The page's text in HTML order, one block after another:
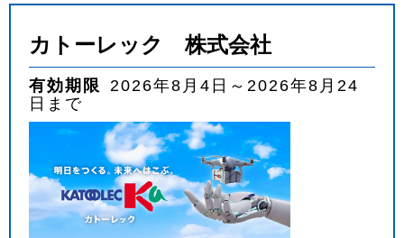
カトーレック 株式会社
有効期限
2026年8月4日～2026年8月24
日まで